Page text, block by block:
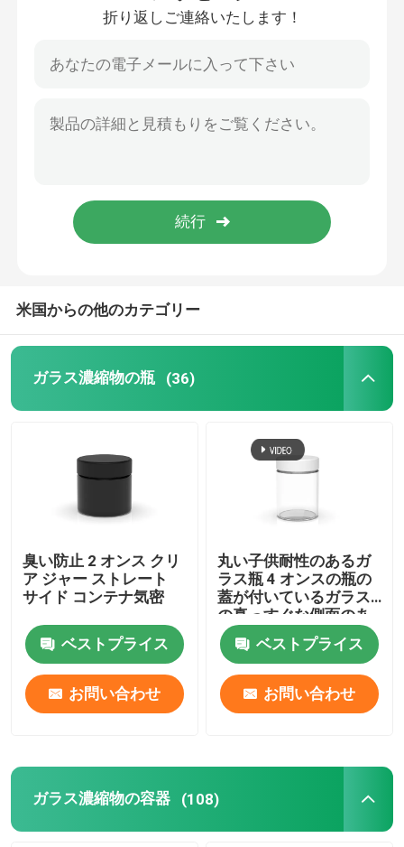
私達に連絡しなさい
ガラス濃縮物の容器
ガラス子供の抵抗力がある瓶
黒の UV ガラス瓶
ガラス雑草の瓶
黒色ガラス容器
無光沢の黒いガラス瓶
折り返しご連絡いたします！
米国からの他のカテゴリー
ガラス濃縮物の瓶 (36)
臭い防止 2 オンス クリ
ア ジャー ストレート
サイド コンテナ気密
ベストプライス
お問い合わせ
丸い子供耐性のあるガ
ラス瓶 4 オンスの瓶の
蓋が付いているガラス
の真っすぐな側面のあ
る瓶
ベストプライス
お問い合わせ
ガラス濃縮物の容器 (108)